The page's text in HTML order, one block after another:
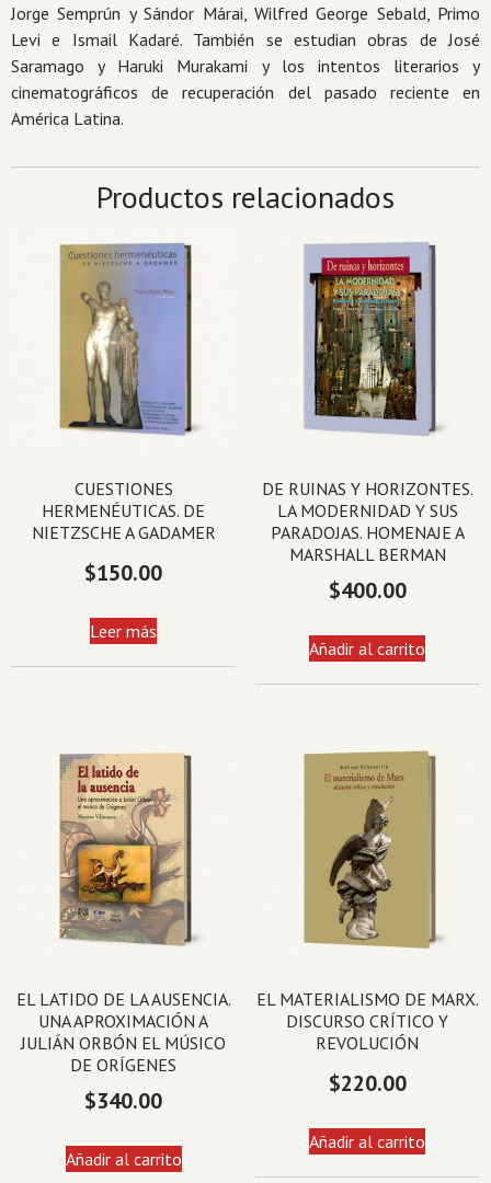
Jorge Semprún y Sándor Márai, Wilfred George Sebald, Primo
Levi e Ismail Kadaré. También se estudian obras de José
Saramago y Haruki Murakami y los intentos literarios y
cinematográficos de recuperación del pasado reciente en
América Latina.
Productos relacionados
CUESTIONES
HERMENÉUTICAS. DE
NIETZSCHE A GADAMER
$150.00
Leer más
DE RUINAS Y HORIZONTES.
LA MODERNIDAD Y SUS
PARADOJAS. HOMENAJE A
MARSHALL BERMAN
$400.00
Añadir al carrito
EL LATIDO DE LA AUSENCIA.
UNA APROXIMACIÓN A
JULIÁN ORBÓN EL MÚSICO
DE ORÍGENES
$340.00
Añadir al carrito
EL MATERIALISMO DE MARX.
DISCURSO CRÍTICO Y
REVOLUCIÓN
$220.00
Añadir al carrito